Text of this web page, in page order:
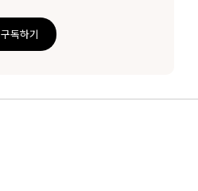
구독하기